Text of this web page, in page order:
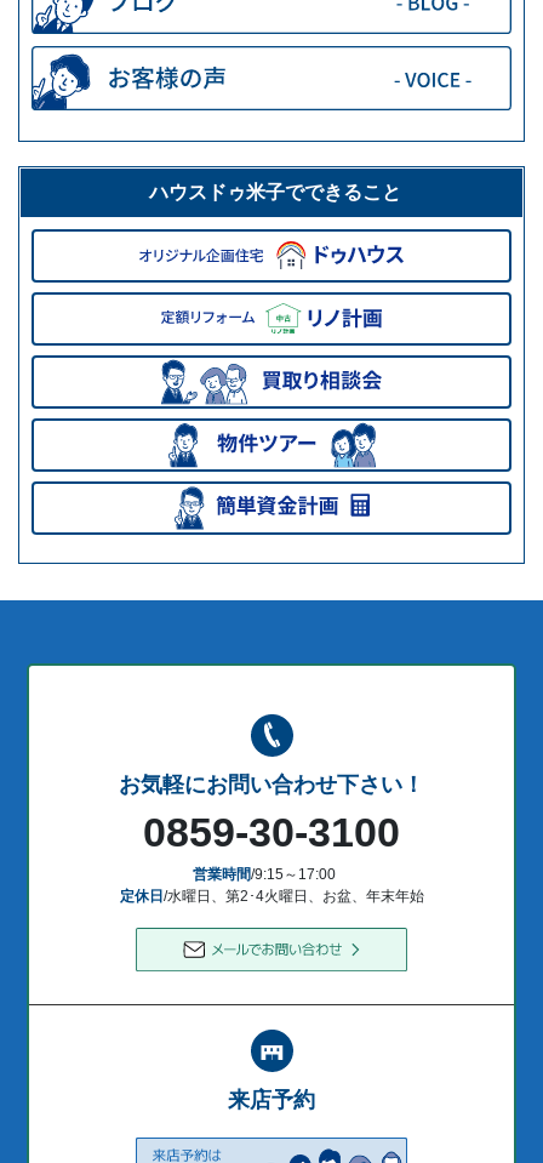
ハウスドゥ米子でできること
お気軽にお問い合わせ下さい！
0859-30-3100
営業時間/9:15～17:00
定休日 /水曜日、第2･4火曜日、お盆、年末年始
来店予約